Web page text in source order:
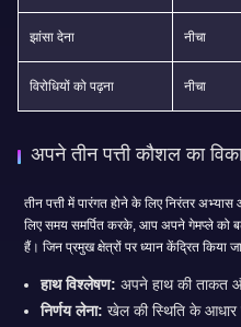
झांसा देना नीचा
विरोधियों को पढ़ना नीचा
अपने तीन पत्ती कौशल का
तीन पत्ती में पारंगत होने के लिए निरंतर अभ्यास
लिए समय समर्पित करके, आप अपने गेमप्ले को
हैं। जिन प्रमुख क्षेत्रों पर ध्यान केंद्रित
हाथ विश्लेषण: अपने हाथ की ताकत
निर्णय लेना: खेल की स्थिति के आधार